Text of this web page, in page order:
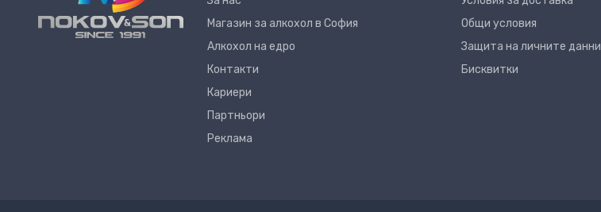
Магазин за алкохол в София
Алкохол на едро
Контакти
Кариери
Партньори
Реклама
Общи условия
Защита на личните данни
Бисквитки